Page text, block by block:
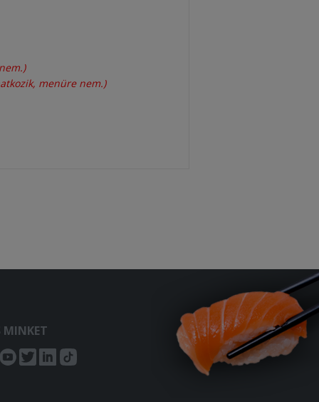
menüre nem.)
MINKET